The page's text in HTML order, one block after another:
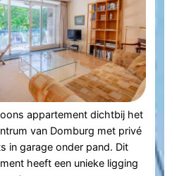
appartement dichtbij het
van Domburg met privé
in garage onder pand. Dit
heeft een unieke ligging